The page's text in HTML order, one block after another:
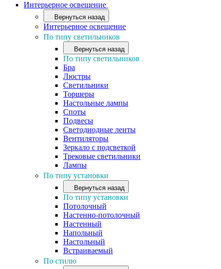
Интерьерное освещение
Вернуться назад
Интерьерное освещение
По типу светильников
Вернуться назад
По типу светильников
Бра
Люстры
Светильники
Торшеры
Настольные лампы
Споты
Подвесы
Светодиодные ленты
Вентиляторы
Зеркало с подсветкой
Трековые светильники
Лампы
По типу установки
Вернуться назад
По типу установки
Потолочный
Настенно-потолочный
Настенный
Напольный
Настольный
Встраиваемый
По стилю